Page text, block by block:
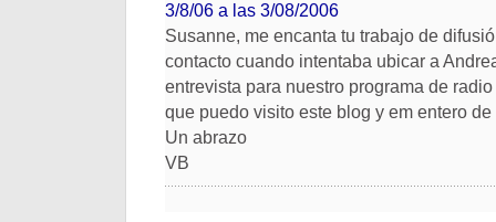
3/8/06 a las 3/08/2006
Susanne, me encanta tu trabajo de
contacto cuando intentaba ubicar a
entrevista para nuestro programa de
que puedo visito este blog y em entero
Un abrazo
VB